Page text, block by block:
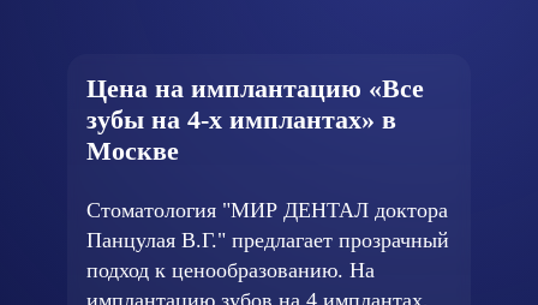
Цена на имплантацию «Все
зубы на 4-х имплантах» в
Москве
Стоматология "МИР ДЕНТАЛ доктора
Панцулая В.Г." предлагает прозрачный
подход к ценообразованию. На